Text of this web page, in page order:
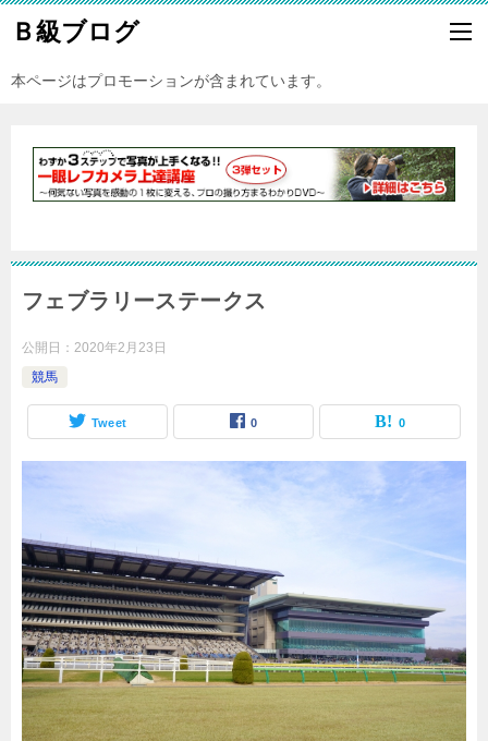
Ｂ級ブログ
本ページはプロモーションが含まれています。
フェブラリーステークス
公開日： 2020年2月23日
競馬
Tweet 0 0